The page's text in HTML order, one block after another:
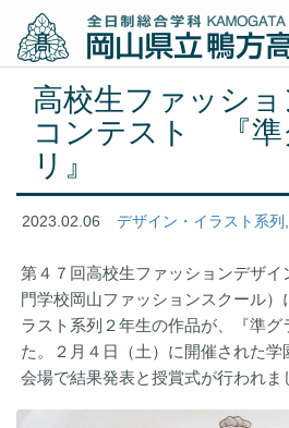
高校生ファッシ
コンテスト 『準
リ』
2023.02.06 デザイン・イラスト系列
第４７回高校生ファッションデザ
門学校岡山ファッションスクール）
ラスト系列２年生の作品が、『準グ
た。２月４日（土）に開催された
会場で結果発表と授賞式が行われま